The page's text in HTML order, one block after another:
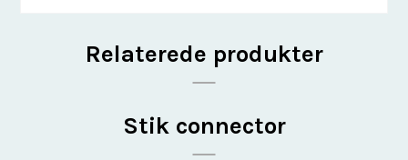
Relaterede produkter
Stik connector